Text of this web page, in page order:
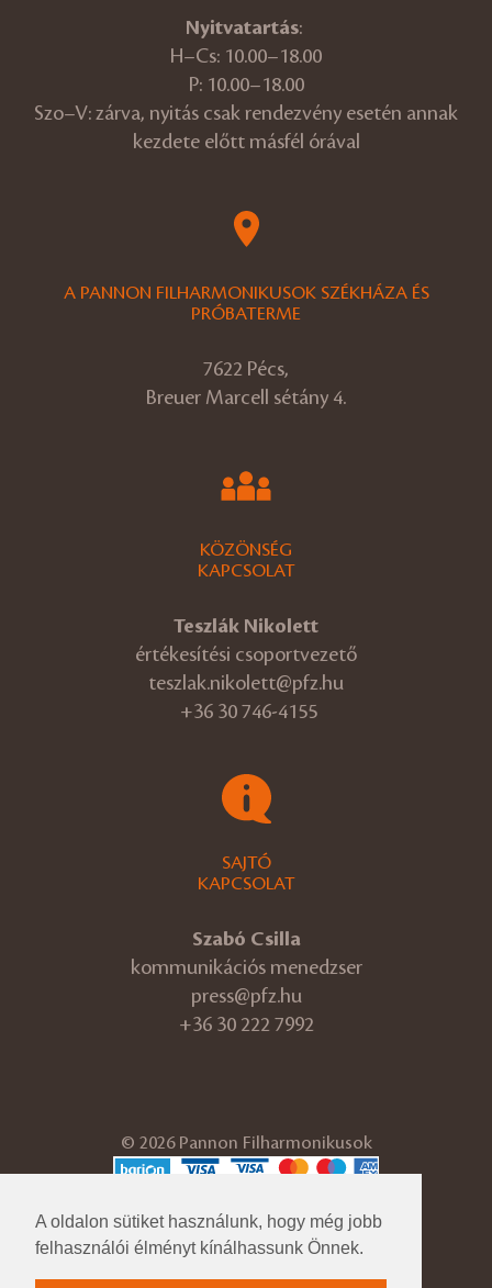
A oldalon sütiket használunk, hogy még jobb
felhasználói élményt kínálhassunk Önnek.
Nyitvatartás:
H–Cs: 10.00–18.00
P: 10.00–18.00
Szo–V: zárva, nyitás csak rendezvény esetén annak
kezdete előtt másfél órával
A PANNON FILHARMONIKUSOK SZÉKHÁZA ÉS
PRÓBATERME
7622 Pécs,
Breuer Marcell sétány 4.
KÖZÖNSÉG
KAPCSOLAT
Teszlák Nikolett
értékesítési csoportvezető
teszlak.nikolett@pfz.hu
+36 30 746-4155
SAJTÓ
KAPCSOLAT
Szabó Csilla
kommunikációs menedzser
press@pfz.hu
+36 30 222 7992
© 2026 Pannon Filharmonikusok
Adatvédelmi tájékoztató
Cégadatok